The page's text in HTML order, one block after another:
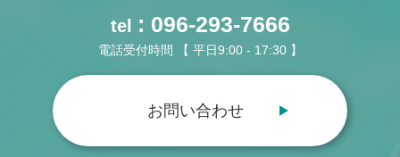
tel : 096-293-7666
電話受付時間 【 平日9:00 - 17:30 】
お問い合わせ